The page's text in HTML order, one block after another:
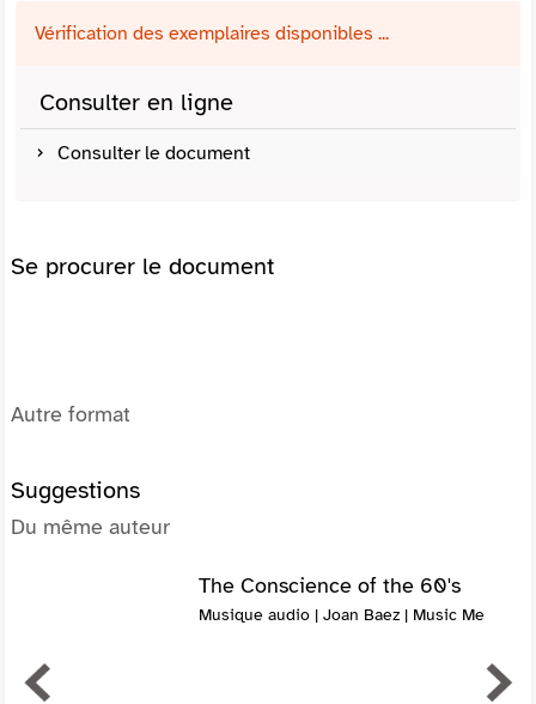
Vérification des exemplaires disponibles ...
Consulter en ligne
Consulter le document
Se procurer le document
Autre format
Suggestions
Du même auteur
The Conscience of the 60's
Musique audio | Joan Baez | Music Me